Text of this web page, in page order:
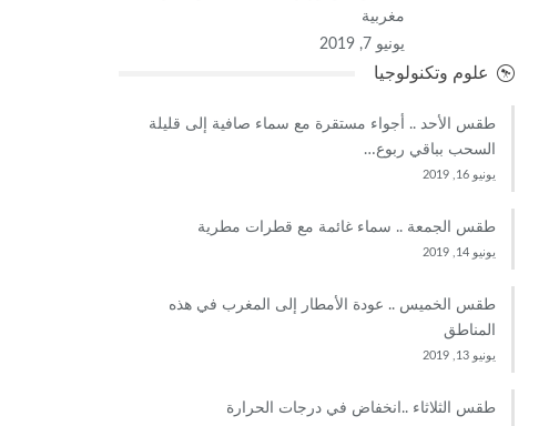
مغربية
يونيو 7, 2019
علوم وتكنولوجيا
طقس الأحد .. أجواء مستقرة مع سماء صافية إلى قليلة
السحب بباقي ربوع…
يونيو 16, 2019
طقس الجمعة .. سماء غائمة مع قطرات مطرية
يونيو 14, 2019
طقس الخميس .. عودة الأمطار إلى المغرب في هذه
المناطق
يونيو 13, 2019
طقس الثلاثاء ..انخفاض في درجات الحرارة